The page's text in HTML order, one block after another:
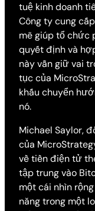
tuệ kinh doanh
Công ty cung
mẽ giúp tổ chức
quyết định và
này vẫn giữ vai
tục của
khấu chuyển
nó.
Michael Saylor,
của
về tiền điện tử
tập trung vào
một cái nhìn
năng trong một